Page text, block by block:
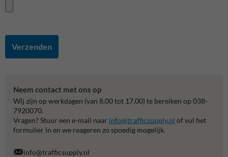
Verzenden
Neem contact met ons op
Wij zijn op werkdagen (van 8.00 tot 17.00) te bereiken op 038-
7920070.
Vragen? Stuur een e-mail naar info@trafficsupply.nl of vul het
formulier in en we reageren zo spoedig mogelijk.
info@trafficsupply.nl